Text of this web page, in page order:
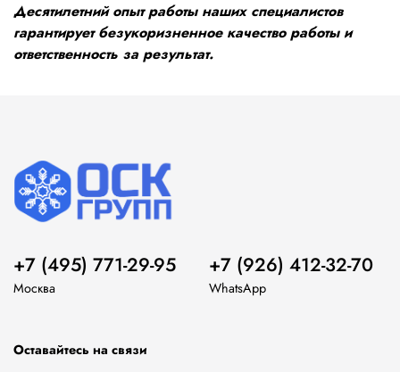
Десятилетний опыт работы наших специалистов
гарантирует безукоризненное качество работы и
ответственность за результат.
+7 (495) 771-29-95
Москва
+7 (926) 412-32-70
WhatsApp
Оставайтесь на связи